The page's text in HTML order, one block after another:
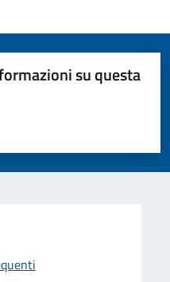
su questa
5